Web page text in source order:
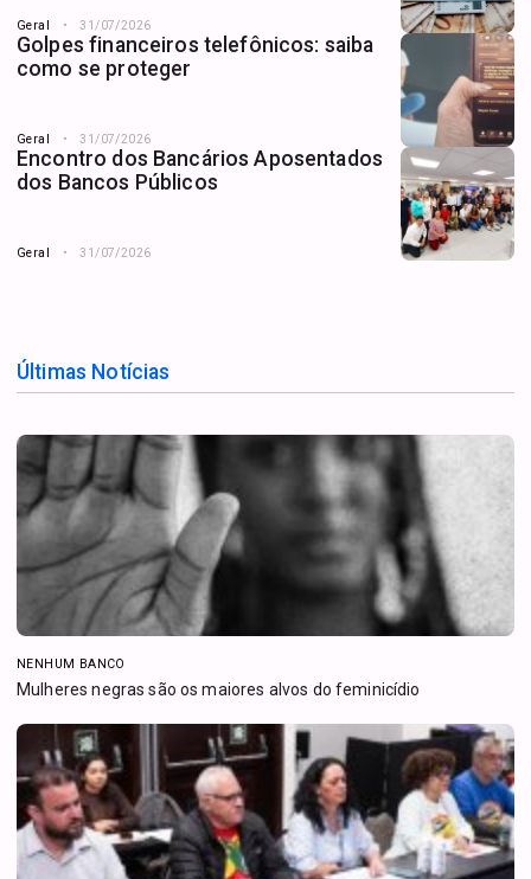
Geral 31/07/2026
Golpes financeiros telefônicos: saiba
como se proteger
Geral 31/07/2026
Encontro dos Bancários Aposentados
dos Bancos Públicos
Geral 31/07/2026
Últimas Notícias
NENHUM BANCO
Mulheres negras são os maiores alvos do feminicídio